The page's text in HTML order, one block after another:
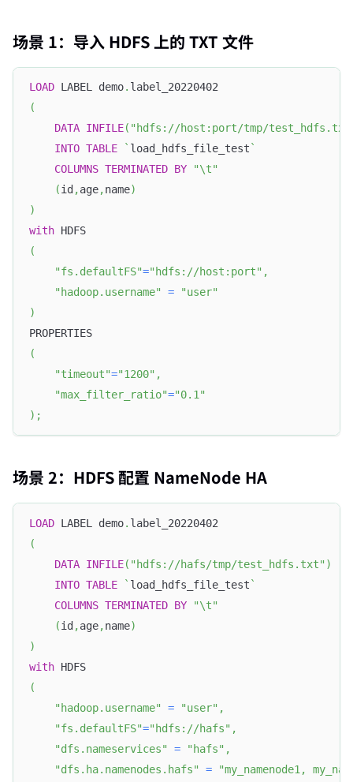
场景 1：导入 HDFS 上的 TXT 文件
LOAD LABEL demo. label_20220402
(
DATA INFILE( "hdfs://host:port/tmp/
INTO TABLE ` load_hdfs_file_test `
COLUMNS TERMINATED BY
"\t"
(id ,age,name)
)
with HDFS
(
"fs.defaultFS"="hdfs://host:port" ,
"hadoop.username"
=
"user"
)
PROPERTIES
(
"timeout"="1200" ,
"max_filter_ratio"="0.1"
) ;
场景 2：HDFS 配置 NameNode HA
LOAD LABEL demo. label_20220402
(
DATA INFILE( "hdfs://hafs/tmp/test_hdfs.txt" )
INTO TABLE ` load_hdfs_file_test`
COLUMNS TERMINATED BY
"\t"
(id,age,name)
)
with HDFS
(
"hadoop.username"
= "user" ,
"fs.defaultFS"="hdfs://hafs" ,
"dfs.nameservices"
= "hafs" ,
"dfs.ha.namenodes.hafs"
=
"my_namenode1,